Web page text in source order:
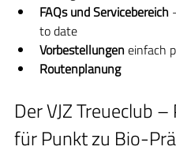
FAQs und Servicebereich
to date
Vorbestellungen einfach
Routenplanung
Der VJZ Treueclub
für Punkt zu Bio-